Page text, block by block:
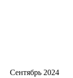
Сентябрь 2024